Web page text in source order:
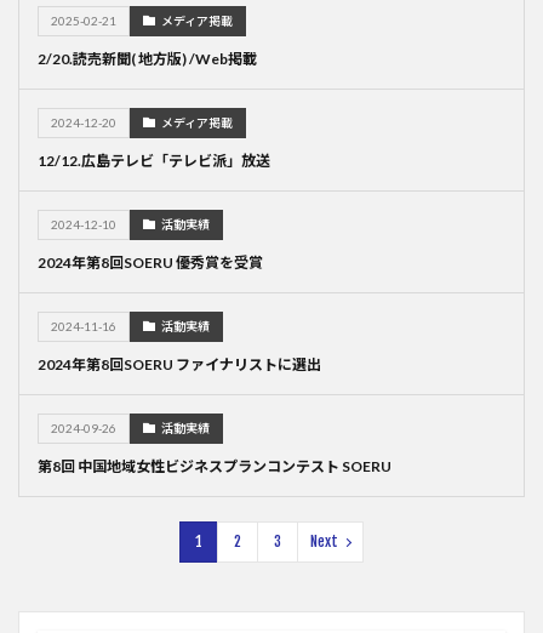
2025-02-21 メディア掲載
2/20.読売新聞( 地方版) /Web掲載
2024-12-20 メディア掲載
12/12.広島テレビ「テレビ派」放送
2024-12-10 活動実績
2024年第8回SOERU 優秀賞を受賞
2024-11-16 活動実績
2024年第8回SOERU ファイナリストに選出
2024-09-26 活動実績
第8回 中国地域女性ビジネスプランコンテスト SOERU
1 2 3 Next